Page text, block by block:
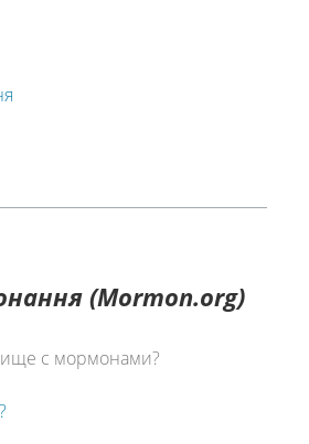
(Mormon.org)
с мормонами?